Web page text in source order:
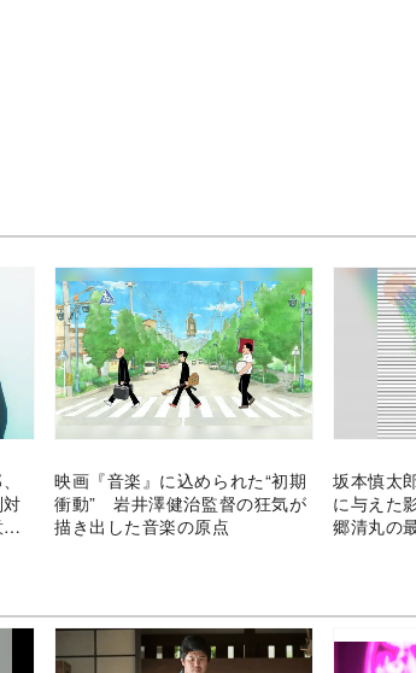
映画『音楽』に込められた“初期
衝動” 岩井澤健治監督の狂気が
描き出した音楽の原点
坂本慎太
に与えた
郷清丸の